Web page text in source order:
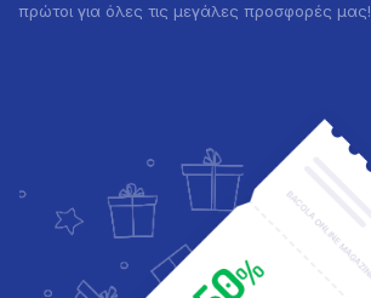
πρώτοι για όλες τις μεγάλες προσφορές μας!